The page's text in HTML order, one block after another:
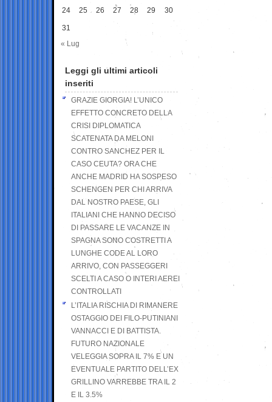
24 25 26 27 28 29 30
31
« Lug
Leggi gli ultimi articoli
inseriti
GRAZIE GIORGIA! L’UNICO
EFFETTO CONCRETO DELLA
CRISI DIPLOMATICA
SCATENATA DA MELONI
CONTRO SANCHEZ PER IL
CASO CEUTA? ORA CHE
ANCHE MADRID HA SOSPESO
SCHENGEN PER CHI ARRIVA
DAL NOSTRO PAESE, GLI
ITALIANI CHE HANNO DECISO
DI PASSARE LE VACANZE IN
SPAGNA SONO COSTRETTI A
LUNGHE CODE AL LORO
ARRIVO, CON PASSEGGERI
SCELTI A CASO O INTERI AEREI
CONTROLLATI
L’ITALIA RISCHIA DI RIMANERE
OSTAGGIO DEI FILO-PUTINIANI
VANNACCI E DI BATTISTA.
FUTURO NAZIONALE
VELEGGIA SOPRA IL 7% E UN
EVENTUALE PARTITO DELL’EX
GRILLINO VARREBBE TRA IL 2
E IL 3.5%